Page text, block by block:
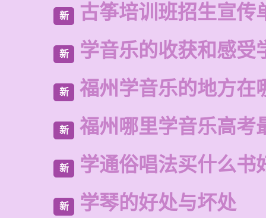
新 古筝培训班招生宣传
新 学音乐的收获和感受
新 福州学音乐的地方在
新 福州哪里学音乐高考
新 学通俗唱法买什么书
新 学琴的好处与坏处